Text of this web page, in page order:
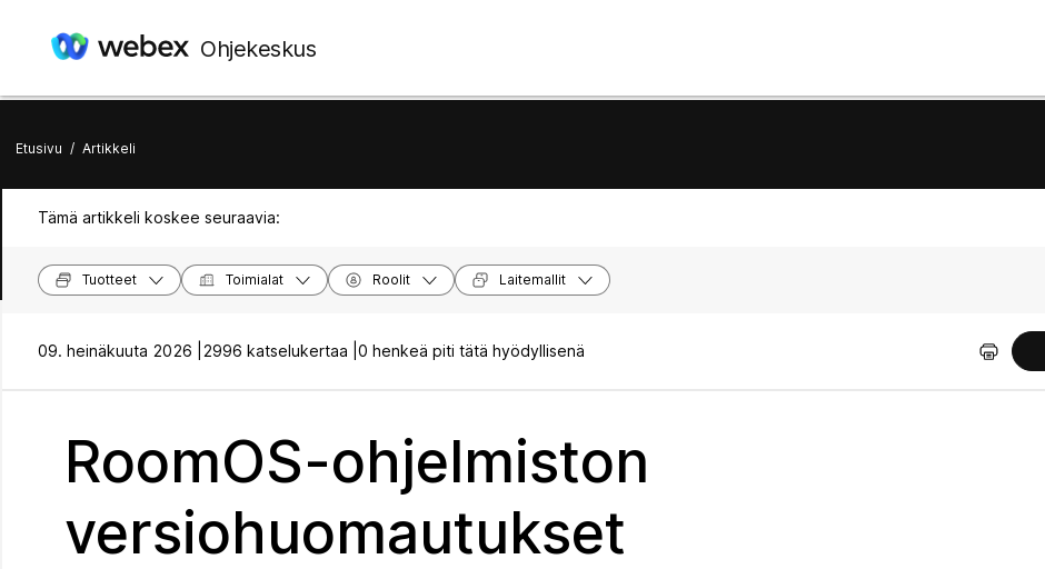
Ohjekeskus
Etusivu / Artikkeli
Tämä artikkeli koskee seuraavia:
Tuotteet Toimialat Roolit Laitemallit
09. heinäkuuta 2026 | 2996 katselukertaa | 0 henkeä piti tätä hyödyllisenä
RoomOS-ohjelmiston
versiohuomautukset